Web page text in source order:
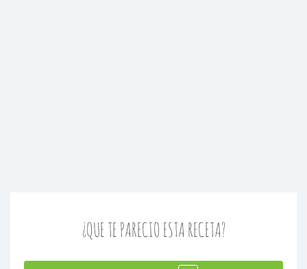
¿QUE TE PARECIO ESTA RECETA?